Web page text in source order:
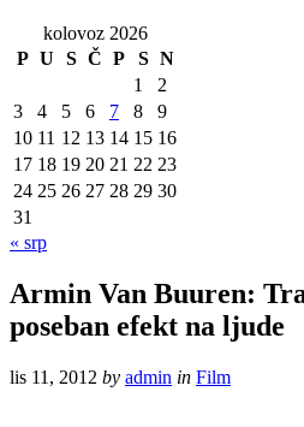
kolovoz 2026
P U S Č P S N
1
2
3
4 5 6 7 8
9
10 11 12 13 14 15 16
17 18 19 20 21 22 23
24 25 26 27 28 29 30
31
« srp
Armin Van Buuren:
poseban efekt na ljude
lis 11, 2012 by admin in Film